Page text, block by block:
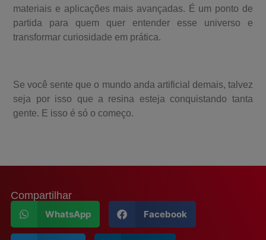
materiais e aplicações mais avançadas. É um ponto de
partida para quem quer entender esse universo e
transformar curiosidade em prática.
Se você sente que o mundo anda artificial demais, talvez
seja por isso que a resina esteja conquistando tanta
gente. E isso é só o começo.
Compartilhar
WhatsApp Facebook